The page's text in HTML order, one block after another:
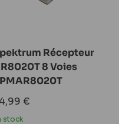
Récepteur
8 Voies
€
stock